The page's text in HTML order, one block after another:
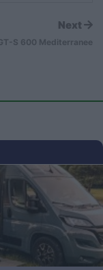
Next
S 600 Mediterranee